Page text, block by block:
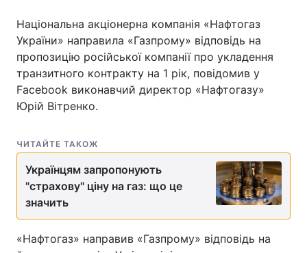
Національна акціонерна компанія «Нафтогаз
України» направила «Газпрому» відповідь на
пропозицію російської компанії про укладення
транзитного контракту на 1 рік, повідомив у
Facebook виконавчий директор «Нафтогазу»
Юрій Вітренко.
ЧИТАЙТЕ ТАКОЖ
Українцям запропонують
"страхову" ціну на газ: що це
значить
«Нафтогаз» направив «Газпрому» відповідь на